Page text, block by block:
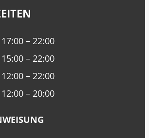
17:00 – 22:00
15:00 – 22:00
12:00 – 22:00
12:00 – 20:00